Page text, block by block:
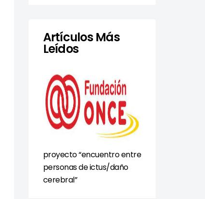
Artículos Más
Leídos
proyecto “encuentro entre
personas de ictus/daño
cerebral”